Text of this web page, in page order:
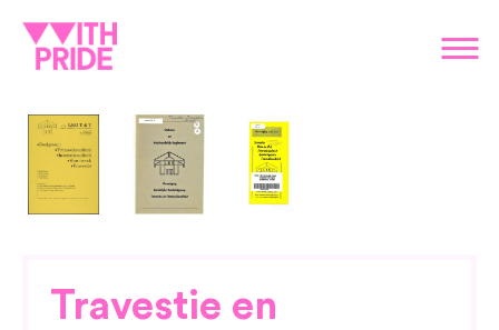
Travestie en